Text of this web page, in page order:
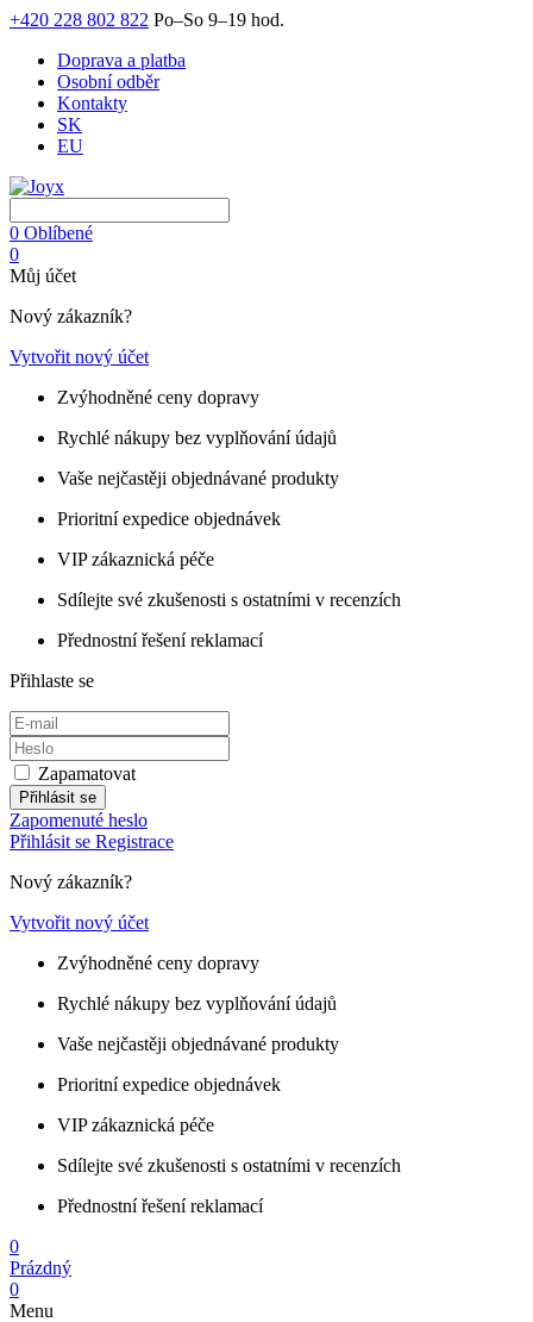
+420 228 802 822 Po–So 9–19 hod.
Doprava a platba
Osobní odběr
Kontakty
SK
EU
0 Oblíbené
0
Můj účet
Nový zákazník?
Vytvořit nový účet
Zvýhodněné ceny dopravy
Rychlé nákupy bez vyplňování údajů
Vaše nejčastěji objednávané produkty
Prioritní expedice objednávek
VIP zákaznická péče
Sdílejte své zkušenosti s ostatními v recenzích
Přednostní řešení reklamací
Přihlaste se
Zapamatovat
Přihlásit se
Zapomenuté heslo
Přihlásit se Registrace
Nový zákazník?
Vytvořit nový účet
Zvýhodněné ceny dopravy
Rychlé nákupy bez vyplňování údajů
Vaše nejčastěji objednávané produkty
Prioritní expedice objednávek
VIP zákaznická péče
Sdílejte své zkušenosti s ostatními v recenzích
Přednostní řešení reklamací
0
Prázdný
0
Menu